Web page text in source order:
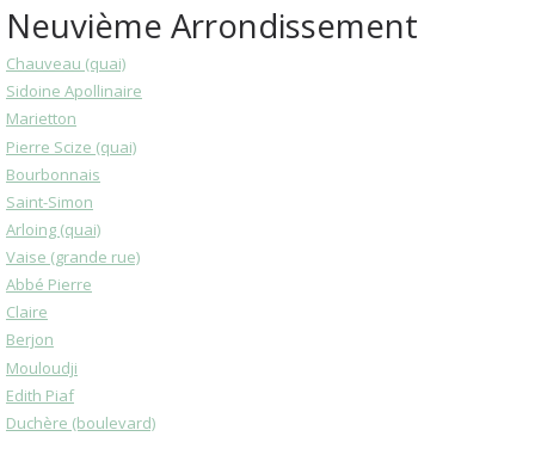
Neuvième Arrondissement
Chauveau (quai)
Sidoine Apollinaire
Marietton
Pierre Scize (quai)
Bourbonnais
Saint-Simon
Arloing (quai)
Vaise (grande rue)
Abbé Pierre
Claire
Berjon
Mouloudji
Edith Piaf
Duchère (boulevard)